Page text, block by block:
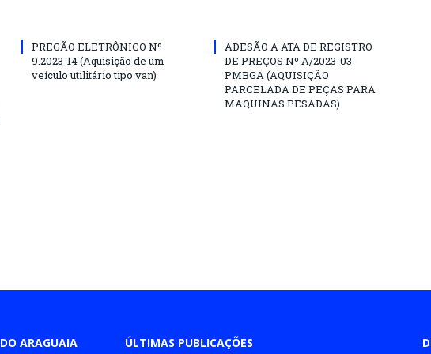
PREGÃO ELETRÔNICO Nº
9.2023-14 (Aquisição de um
veículo utilitário tipo van)
ADESÃO A ATA DE REGISTRO
DE PREÇOS Nº A/2023-03-
PMBGA (AQUISIÇÃO
PARCELADA DE PEÇAS PARA
MAQUINAS PESADAS)
ARAGUAIA ÚLTIMAS PUBLICAÇÕES